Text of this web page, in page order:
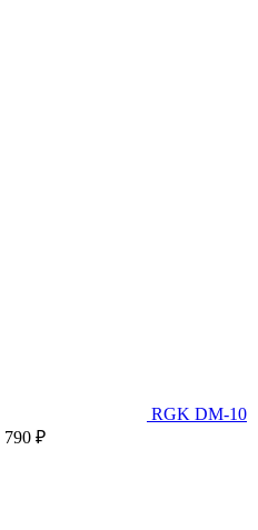
RGK DM-10
790 ₽